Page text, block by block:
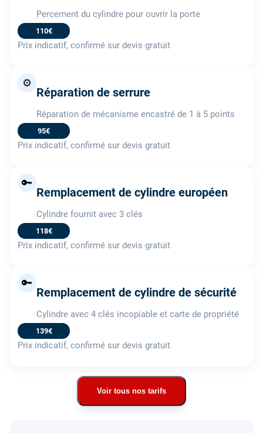
Percement du cylindre pour ouvrir la porte
110€
Prix indicatif, confirmé sur devis gratuit
⚙️
Réparation de serrure
Réparation de mécanisme encastré de 1 à 5 points
95€
Prix indicatif, confirmé sur devis gratuit
🔑
Remplacement de cylindre européen
Cylindre fournit avec 3 clés
118€
Prix indicatif, confirmé sur devis gratuit
🔑
Remplacement de cylindre de sécurité
Cylindre avec 4 clés incopiable et carte de propriété
139€
Prix indicatif, confirmé sur devis gratuit
Voir tous nos tarifs